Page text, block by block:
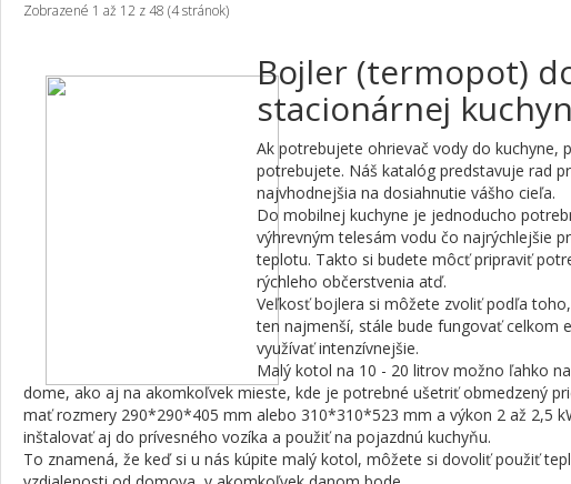
Zobrazené 1 až 12 z 48 (4 stránok)
Bojler (termopot)
stacionárnej
Ak potrebujete ohrievač vody do
potrebujete. Náš katalóg predstavuje rad
najvhodnejšia na dosiahnutie vášho cieľa.
Do mobilnej kuchyne je jednoducho
výhrevným telesám vodu čo najrýchlejšie
teplotu. Takto si budete môcť pripraviť
rýchleho občerstvenia atď.
Veľkosť bojlera si môžete zvoliť podľa
ten najmenší, stále bude fungovať celkom
využívať intenzívnejšie.
Malý kotol na 10 - 20 litrov možno ľahko
dome, ako aj na akomkoľvek mieste, kde je potrebné ušetriť obmedzený
mať rozmery 290*290*405 mm alebo 310*310*523 mm a výkon 2 až 2,5
inštalovať aj do prívesného vozíka a použiť na pojazdnú kuchyňu.
To znamená, že keď si u nás kúpite malý kotol, môžete si dovoliť použiť